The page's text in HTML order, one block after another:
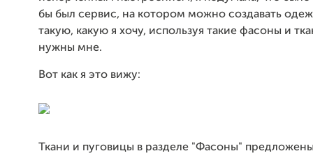
бы был сервис, на котором можно создавать
такую, какую я хочу, используя такие фасоны и
нужны мне.
Вот как я это вижу:
Ткани и пуговицы в разделе "Фасоны"